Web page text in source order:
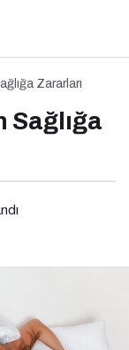
Zararları
Sağlığa
Çocuklar: